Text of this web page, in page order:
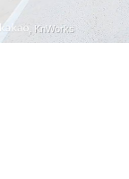
, KnWorks